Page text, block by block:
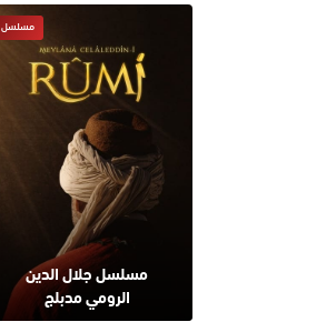
مسلسل جلال الدين
الرومي مدبلج
مسلسل